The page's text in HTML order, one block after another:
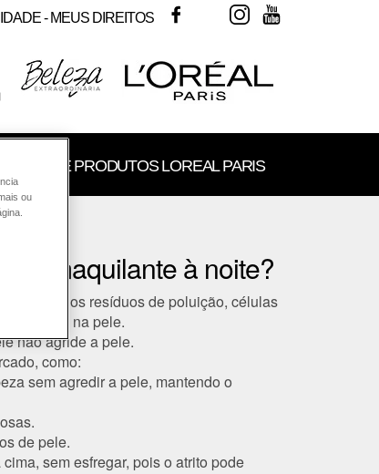
- MEUS DIREITOS FACEBOOKTWITTERINSTAGRAM
DE PRODUTOS LOREAL PARIS
demaquilante à noite?
remove os resíduos de poluição, células
que ficam na pele.
não agride a pele.
como:
sem agredir a pele, mantendo o
de pele.
sem esfregar, pois o atrito pode
ou